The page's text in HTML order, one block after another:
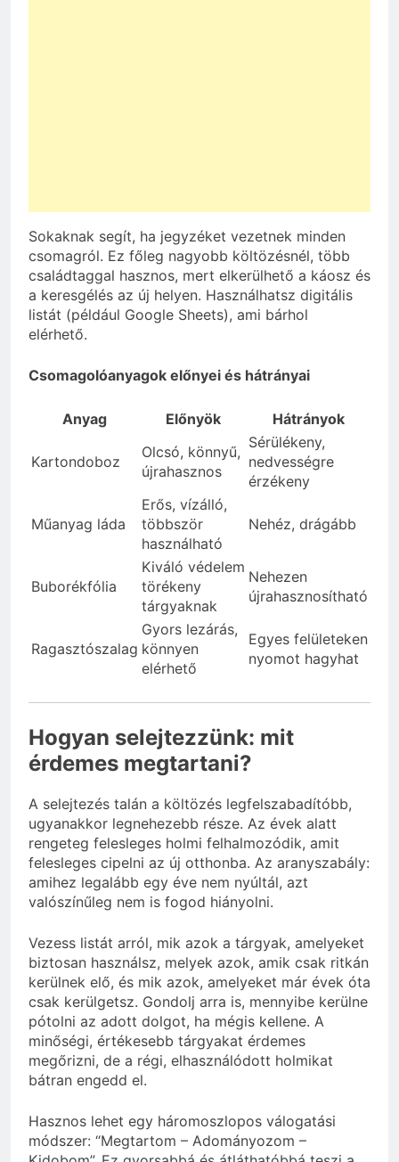
Sokaknak segít, ha jegyzéket vezetnek minden
csomagról. Ez főleg nagyobb költözésnél, több
családtaggal hasznos, mert elkerülhető a káosz és
a keresgélés az új helyen. Használhatsz digitális
listát (például Google Sheets), ami bárhol
elérhető.
Csomagolóanyagok előnyei és hátrányai
Anyag Előnyök Hátrányok
Kartondoboz
Olcsó, könnyű,
újrahasznos
Sérülékeny,
nedvességre
érzékeny
Műanyag láda
Erős, vízálló,
többször
használható
Nehéz, drágább
Buborékfólia
Kiváló védelem
törékeny
tárgyaknak
Nehezen
újrahasznosítható
Ragasztószalag
Gyors lezárás,
könnyen
elérhető
Egyes felületeken
nyomot hagyhat
Hogyan selejtezzünk: mit
érdemes megtartani?
A selejtezés talán a költözés legfelszabadítóbb,
ugyanakkor legnehezebb része. Az évek alatt
rengeteg felesleges holmi felhalmozódik, amit
felesleges cipelni az új otthonba. Az aranyszabály:
amihez legalább egy éve nem nyúltál, azt
valószínűleg nem is fogod hiányolni.
Vezess listát arról, mik azok a tárgyak, amelyeket
biztosan használsz, melyek azok, amik csak ritkán
kerülnek elő, és mik azok, amelyeket már évek óta
csak kerülgetsz. Gondolj arra is, mennyibe kerülne
pótolni az adott dolgot, ha mégis kellene. A
minőségi, értékesebb tárgyakat érdemes
megőrizni, de a régi, elhasználódott holmikat
bátran engedd el.
Hasznos lehet egy háromoszlopos válogatási
módszer: “Megtartom – Adományozom –